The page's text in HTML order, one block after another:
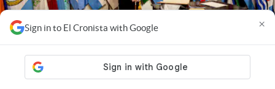
Sign in to El Cronista with Google ×
Economía al día.Las provincias recibieron más